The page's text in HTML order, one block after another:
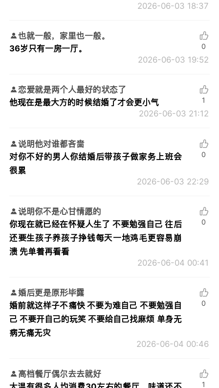
2026-06-03 18:37
也就一般，家里也一般。
36岁只有一房一厅。
2026-06-03 19:52
0
恋爱就是两个人最好的状态了
他现在是最大方的时候结婚了才会更小气
2026-06-03 21:12
1
说明他对谁都吝啬
对你不好的男人你结婚后带孩子做家务上班会
很累
2026-06-03 22:29
0
说明你不是心甘情愿的
你现在就已经在怀疑人生了 不要勉强自己 往后
还要生孩子养孩子挣钱每天一地鸡毛更容易崩
溃 先单着再看看
2026-06-04 00:41
0
婚后更是原形毕露
婚前就这样子不痛快 不要为难自己 不要勉强自
己 不要开自己的玩笑 不要给自己找麻烦 单身无
病无痛无灾
2026-06-04 00:46
0
高档餐厅偶尔去去就好
1